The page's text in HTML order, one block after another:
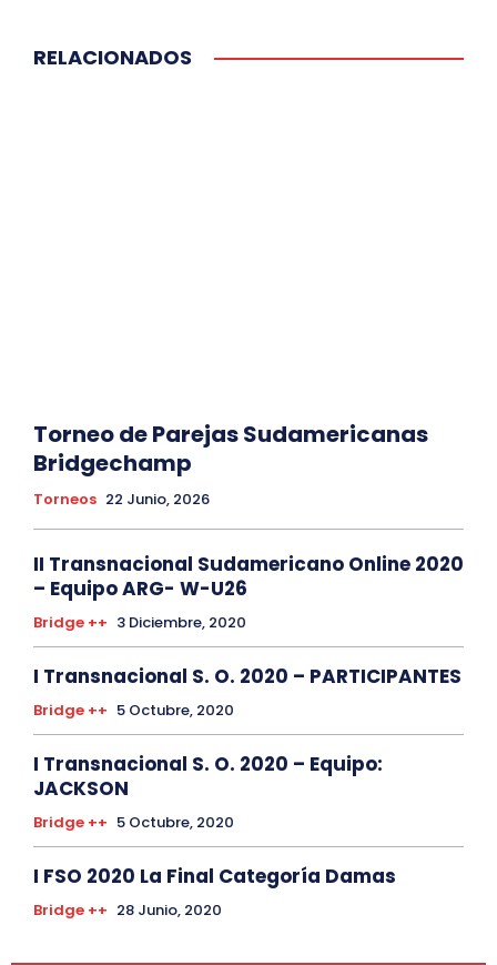
RELACIONADOS
Torneo de Parejas Sudamericanas
Bridgechamp
Torneos 22 Junio, 2026
II Transnacional Sudamericano Online 2020
– Equipo ARG- W-U26
Bridge ++ 3 Diciembre, 2020
I Transnacional S. O. 2020 – PARTICIPANTES
Bridge ++ 5 Octubre, 2020
I Transnacional S. O. 2020 – Equipo:
JACKSON
Bridge ++ 5 Octubre, 2020
I FSO 2020 La Final Categoría Damas
Bridge ++ 28 Junio, 2020